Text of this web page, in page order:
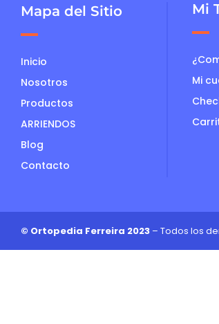
Mapa del Sitio
Inicio
Nosotros
Productos
ARRIENDOS
Blog
Contacto
Mi
Mi
© Ortopedia Ferreira 2023 – Todos los